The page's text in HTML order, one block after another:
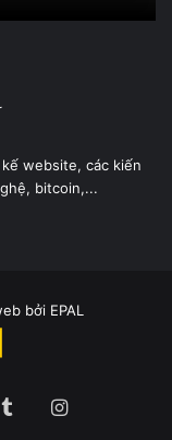
website, các kiến
bitcoin,...
bởi EPAL
TumblrInstagram